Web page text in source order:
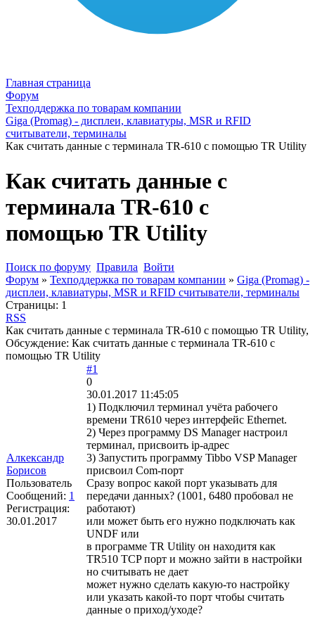
Главная страница
Форум
Техподдержка по товарам компании
Giga (Promag) - дисплеи, клавиатуры, MSR и RFID
считыватели, терминалы
Как считать данные с терминала TR-610 с помощью TR Utility
Как считать данные с
терминала TR-610 с
помощью TR Utility
Поиск по форуму Правила Войти
Форум » Техподдержка по товарам компании » Giga (Promag) -
дисплеи, клавиатуры, MSR и RFID считыватели, терминалы
Страницы: 1
RSS
Как считать данные с терминала TR-610 с помощью TR Utility,
Обсуждение: Как считать данные с терминала TR-610 с
помощью TR Utility
Алкександр
Борисов
Пользователь
Сообщений: 1
Регистрация:
30.01.2017
#1
0
30.01.2017 11:45:05
1) Подключил терминал учёта рабочего
времени TR610 через интерфейс Ethernet.
2) Через программу DS Manager настроил
терминал, присвоить ip-адрес
3) Запустить программу Tibbo VSP Manager
присвоил Com-порт
Сразу вопрос какой порт указывать для
передачи данных? (1001, 6480 пробовал не
работают)
или может быть его нужно подключать как
UNDF или
в программе TR Utility он находитя как
TR510 TCP порт и можно зайти в настройки
но считывать не дает
может нужно сделать какую-то настройку
или указать какой-то порт чтобы считать
данные о приход/уходе?